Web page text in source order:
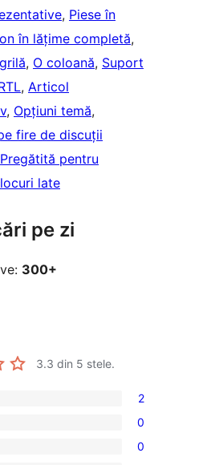
, Piese în
în lățime completă
, O coloană, Suport
, Articol
, Opțiuni temă
fire de discuții
Pregătită pentru
late
pe zi
300+
3.3 din 5 stele.
2
0
0